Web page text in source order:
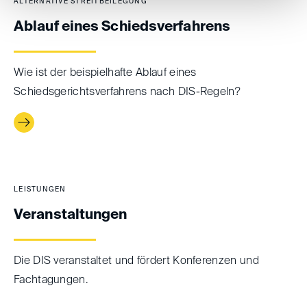
ALTERNATIVE STREITBEILEGUNG
Ablauf eines Schiedsverfahrens
Wie ist der beispielhafte Ablauf eines
Schiedsgerichtsverfahrens nach DIS-Regeln?
LEISTUNGEN
Veranstaltungen
Die DIS veranstaltet und fördert Konferenzen und
Fachtagungen.